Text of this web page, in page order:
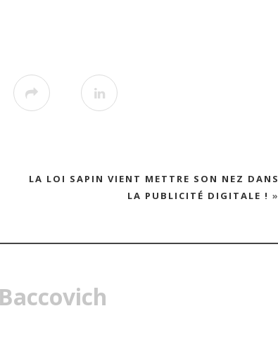
LA LOI SAPIN VIENT METTRE SON NEZ DANS
LA PUBLICITÉ DIGITALE ! »